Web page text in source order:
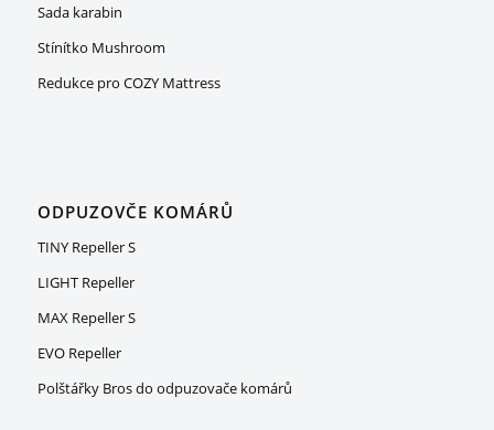
Sada karabin
Stínítko Mushroom
Redukce pro COZY Mattress
ODPUZOVČE KOMÁRŮ
TINY Repeller S
LIGHT Repeller
MAX Repeller S
EVO Repeller
Polštářky Bros do odpuzovače komárů